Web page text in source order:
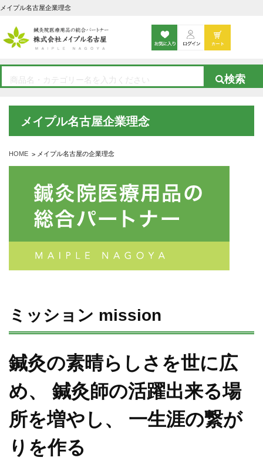
メイプル名古屋企業理念
メイプル名古屋企業理念
HOME メイプル名古屋の企業理念
ミッション mission
鍼灸の素晴らしさを世に広
め、 鍼灸師の活躍出来る場
所を増やし、 一生涯の繋が
りを作る